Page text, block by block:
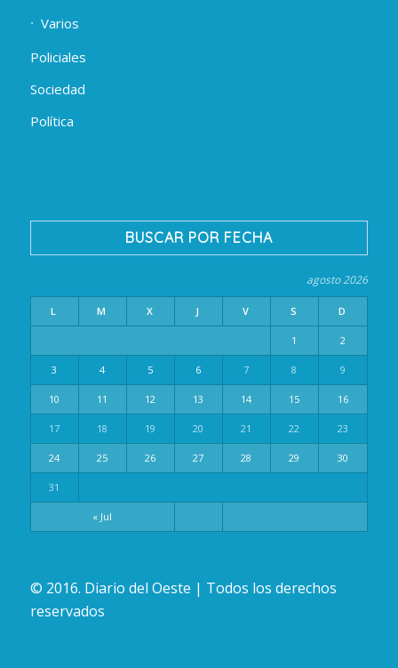
Varios
Policiales
Sociedad
Política
BUSCAR POR FECHA
agosto 2026
L M X J V S D
« Jul
1 2
3 4 5 6 7 8 9
10 11 12 13 14 15 16
17 18 19 20 21 22 23
24 25 26 27 28 29 30
31
© 2016. Diario del Oeste | Todos los derechos
reservados